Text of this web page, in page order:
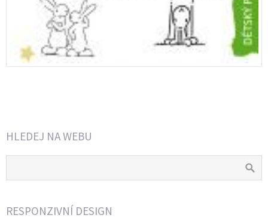
HLEDEJ NA WEBU
RESPONZIVNÍ DESIGN